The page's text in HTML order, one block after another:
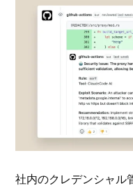
社内のクレデンシャル